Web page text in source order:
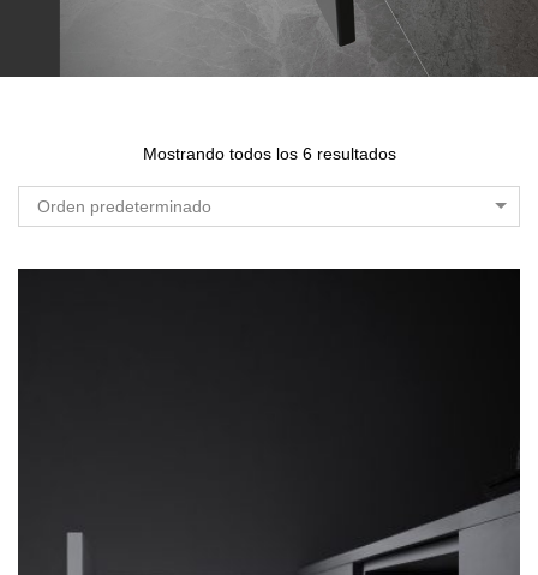
Mostrando todos los 6 resultados
Orden predeterminado